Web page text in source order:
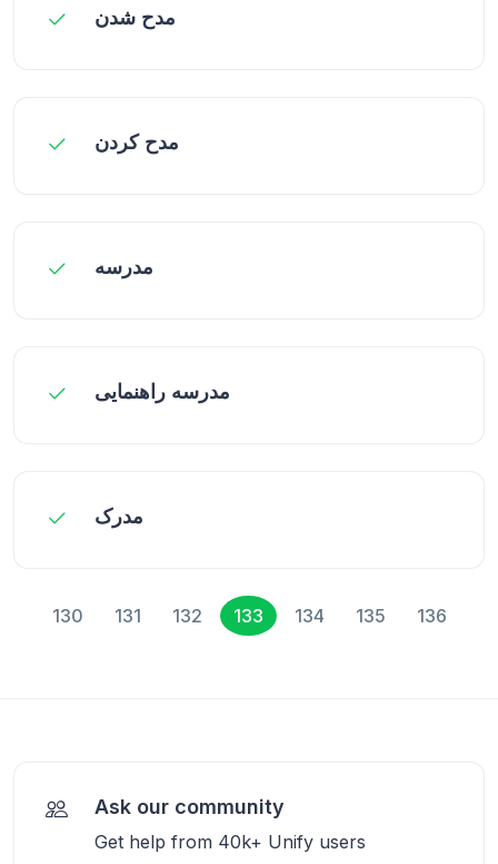
مدح شدن
مدح کردن
مدرسه
مدرسه راهنمايی
مدرک
130 131 132 133 134 135 136
Ask our community
Get help from 40k+ Unify users